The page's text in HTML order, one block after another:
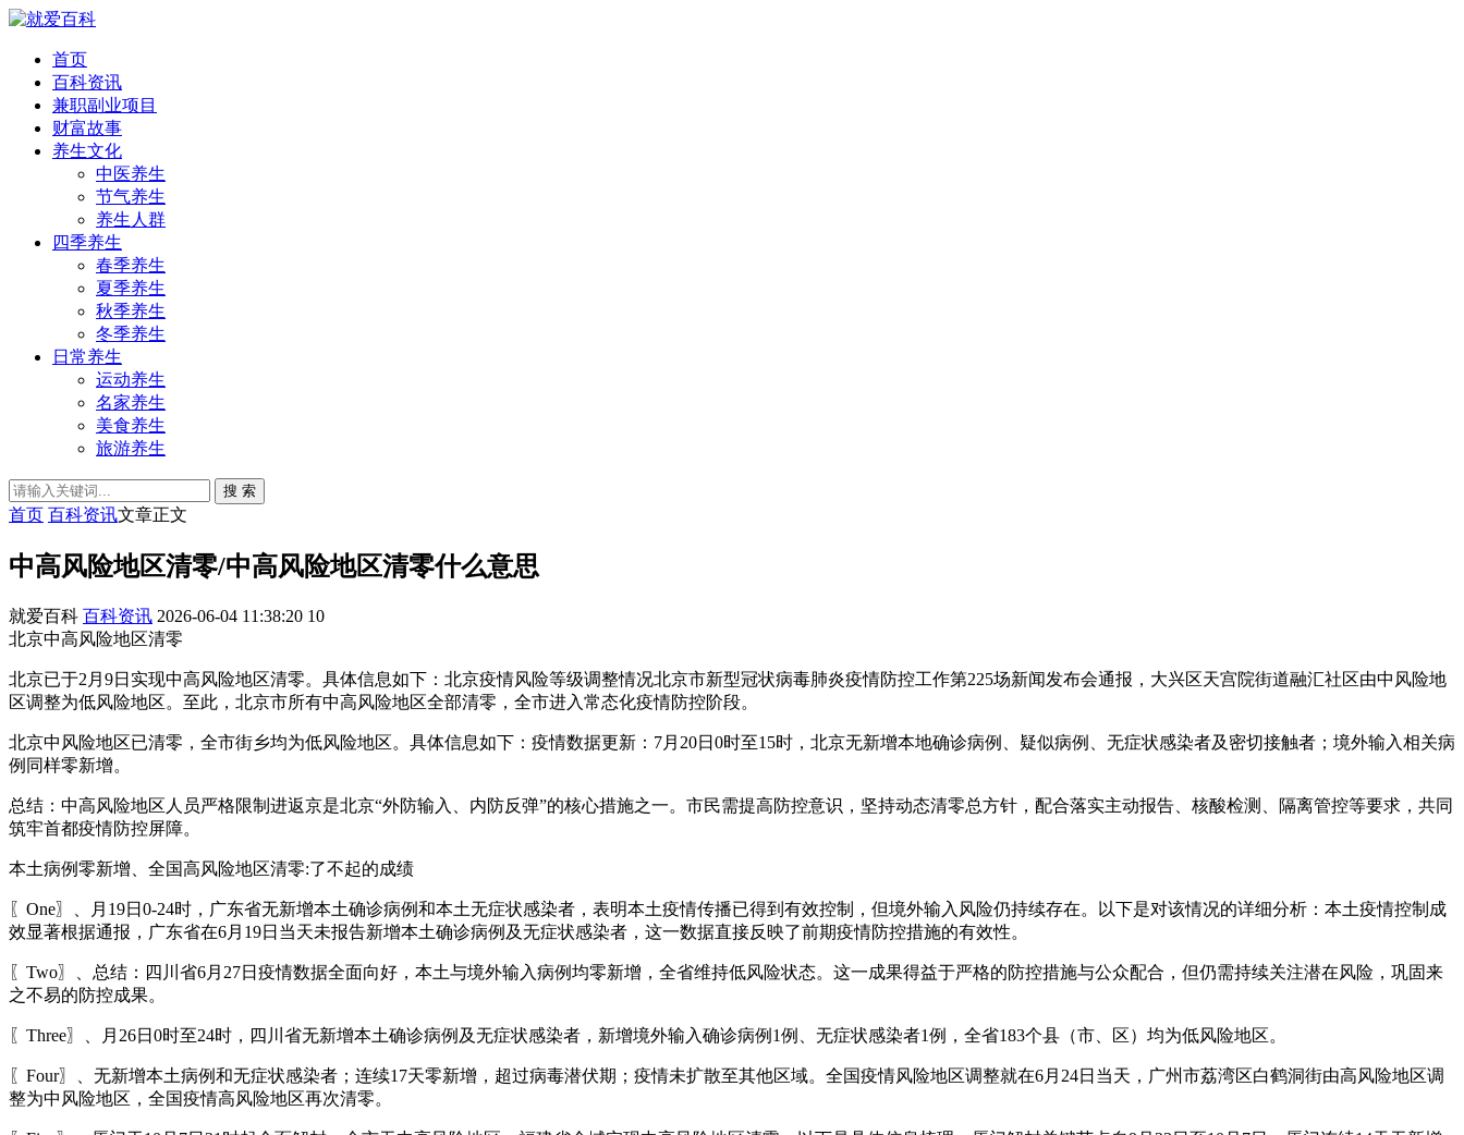
首页
百科资讯
兼职副业项目
财富故事
养生文化
中医养生
节气养生
养生人群
四季养生
春季养生
夏季养生
秋季养生
冬季养生
日常养生
运动养生
名家养生
美食养生
旅游养生
搜 索
首页 百科资讯文章正文
中高风险地区清零/中高风险地区清零什么意思
就爱百科 百科资讯 2026-06-04 11:38:20 10
北京中高风险地区清零
北京已于2月9日实现中高风险地区清零。具体信息如下：北京疫情风险等级调整情况北京市新型冠状病毒肺炎疫情防控工作第225场新闻发布会通报，大兴区天宫院街道融汇社区由中风险地
区调整为低风险地区。至此，北京市所有中高风险地区全部清零，全市进入常态化疫情防控阶段。
北京中风险地区已清零，全市街乡均为低风险地区。具体信息如下：疫情数据更新：7月20日0时至15时，北京无新增本地确诊病例、疑似病例、无症状感染者及密切接触者；境外输入相关病
例同样零新增。
总结：中高风险地区人员严格限制进返京是北京“外防输入、内防反弹”的核心措施之一。市民需提高防控意识，坚持动态清零总方针，配合落实主动报告、核酸检测、隔离管控等要求，共同
筑牢首都疫情防控屏障。
本土病例零新增、全国高风险地区清零:了不起的成绩
〖One〗、月19日0-24时，广东省无新增本土确诊病例和本土无症状感染者，表明本土疫情传播已得到有效控制，但境外输入风险仍持续存在。以下是对该情况的详细分析：本土疫情控制成
效显著根据通报，广东省在6月19日当天未报告新增本土确诊病例及无症状感染者，这一数据直接反映了前期疫情防控措施的有效性。
〖Two〗、总结：四川省6月27日疫情数据全面向好，本土与境外输入病例均零新增，全省维持低风险状态。这一成果得益于严格的防控措施与公众配合，但仍需持续关注潜在风险，巩固来
之不易的防控成果。
〖Three〗、月26日0时至24时，四川省无新增本土确诊病例及无症状感染者，新增境外输入确诊病例1例、无症状感染者1例，全省183个县（市、区）均为低风险地区。
〖Four〗、无新增本土病例和无症状感染者；连续17天零新增，超过病毒潜伏期；疫情未扩散至其他区域。全国疫情风险地区调整就在6月24日当天，广州市荔湾区白鹤洞街由高风险地区调
整为中风险地区，全国疫情高风险地区再次清零。